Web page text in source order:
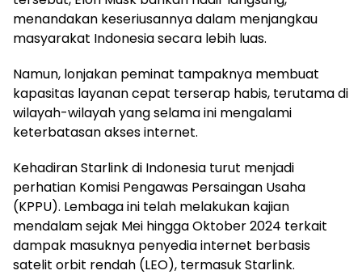
menandakan keseriusannya dalam menjangkau
masyarakat Indonesia secara lebih luas.
Namun, lonjakan peminat tampaknya membuat
kapasitas layanan cepat terserap habis, terutama di
wilayah-wilayah yang selama ini mengalami
keterbatasan akses internet.
Kehadiran Starlink di Indonesia turut menjadi
perhatian Komisi Pengawas Persaingan Usaha
(KPPU). Lembaga ini telah melakukan kajian
mendalam sejak Mei hingga Oktober 2024 terkait
dampak masuknya penyedia internet berbasis
satelit orbit rendah (LEO), termasuk Starlink.